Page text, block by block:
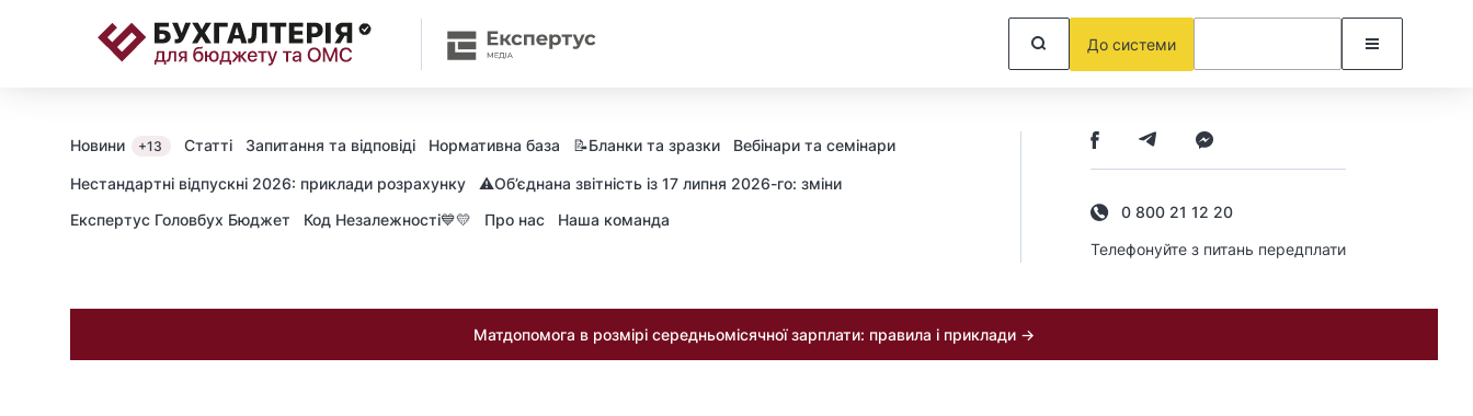
До системи
Новини +13 Статті Запитання та відповіді Нормативна база 📝Бланки та зразки Вебінари та семінари
Нестандартні відпускні 2026: приклади розрахунку
⚠️Об’єднана звітність із 17 липня 2026-го: зміни
Експертус Головбух Бюджет
Код Незалежності💙💛 Про нас Наша команда
0 800 21 12 20
Телефонуйте з питань передплати
Матдопомога в розмірі середньомісячної зарплати: правила і приклади →